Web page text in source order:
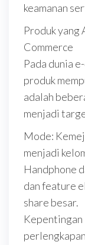
keamanan
Produk yang
Commerce
Pada dunia
produk
adalah
menjadi
Mode:
menjadi
Handphone
dan feature
share besar.
Kepentingan